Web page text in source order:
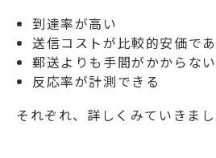
到達率が高い
送信コストが比較的安価で
郵送よりも手間がかからない
反応率が計測できる
それぞれ、詳しくみていきまし